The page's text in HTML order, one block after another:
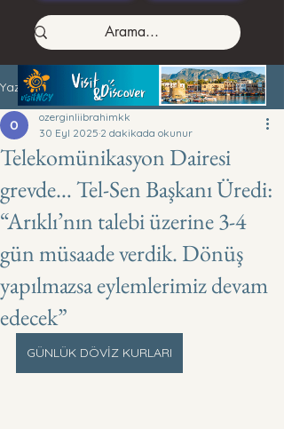
Yazı
Telekomünikasyon Dairesi
grevde… Tel-Sen Başkanı Üredi:
“Arıklı’nın talebi üzerine 3-4
gün müsaade verdik. Dönüş
yapılmazsa eylemlerimiz devam
edecek”
ozerginliibrahimkk
30 Eyl 2025 2 dakikada okunur
GÜNLÜK DÖVİZ KURLARI